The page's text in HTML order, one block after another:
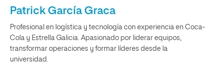
Patrick García Graca
Profesional en logística y tecnología con experiencia en Coca-
Cola y Estrella Galicia. Apasionado por liderar equipos,
transformar operaciones y formar líderes desde la
universidad.